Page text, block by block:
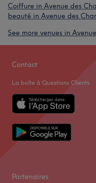
Coiffure in Avenue des
beauté in Avenue des
See more venues in
Contact
La boîte à Questions Clients
Partenaires